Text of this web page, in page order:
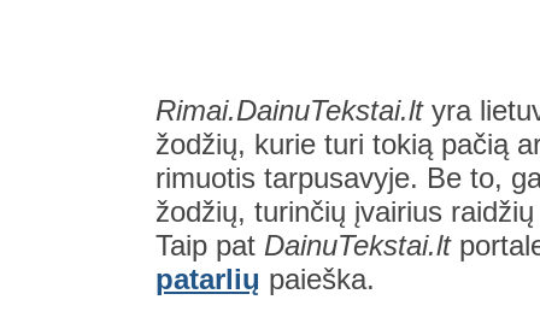
Rimai.DainuTekstai.ltyra
žodžių, kurie turi tokią pačią
rimuotis tarpusavyje. Be to,
žodžių, turinčių įvairius
Taip pat DainuTekstai.lt
patarlių paieška.